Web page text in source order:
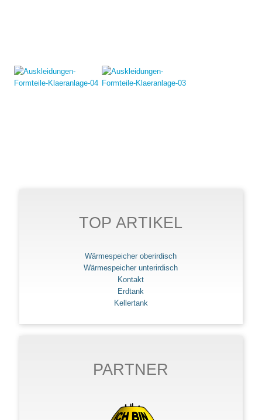
TOP ARTIKEL
Wärmespeicher oberirdisch
Wärmespeicher unterirdisch
Kontakt
Erdtank
Kellertank
PARTNER